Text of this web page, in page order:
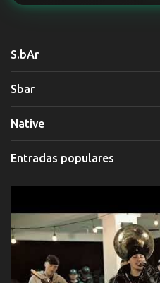
S.bAr
Sbar
Native
Entradas populares